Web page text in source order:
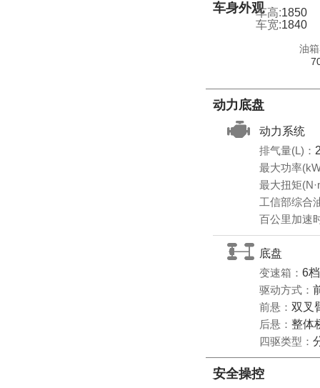
车身外观
车宽:1840
车高:1850
油
动力底盘
动力系统
排气量(L)：
最大功率
最大扭矩
工信部综合
百公里加速
底盘
变速箱： 6
驱动方式：
前悬： 双叉
后悬： 整体
四驱类型：
安全操控